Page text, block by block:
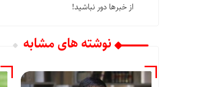
از خبرها دور نباشید!
نوشته های مشابه